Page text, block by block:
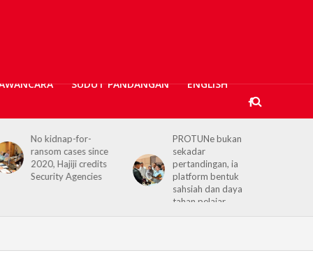
SUDUT PANDANGAN ENGLISH
PROTUNe bukan
sekadar
pertandingan, ia
platform bentuk
Hajiji receives UK High
Commissioner,
reaffirms enduring
Sabah–UK ties